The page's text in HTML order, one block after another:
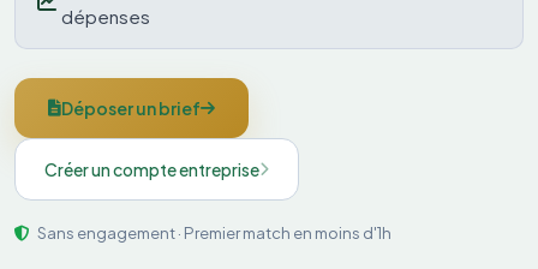
dépenses
Déposer un brief
Créer un compte entreprise
Sans engagement · Premier match en moins d'1h